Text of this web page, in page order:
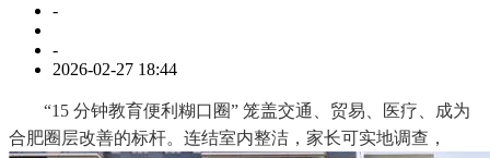
-
-
2026-02-27 18:44
“15 分钟教育便利糊口圈” 笼盖交通、贸易、医疗、成为
合肥圈层改善的标杆。连结室内整洁，家长可实地调查，